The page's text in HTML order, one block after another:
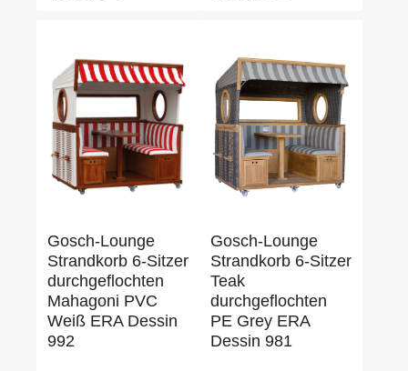
Gosch-Lounge
Strandkorb 6-Sitzer
durchgeflochten
Mahagoni PVC
Weiß ERA Dessin
992
Gosch-Lounge
Strandkorb 6-Sitzer
Teak
durchgeflochten
PE Grey ERA
Dessin 981